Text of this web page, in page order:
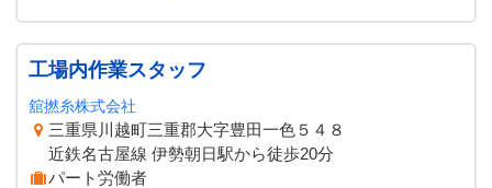
工場内作業スタッフ
舘撚糸株式会社
三重県川越町三重郡大字豊田一色５４８
近鉄名古屋線 伊勢朝日駅から徒歩20分
パート労働者